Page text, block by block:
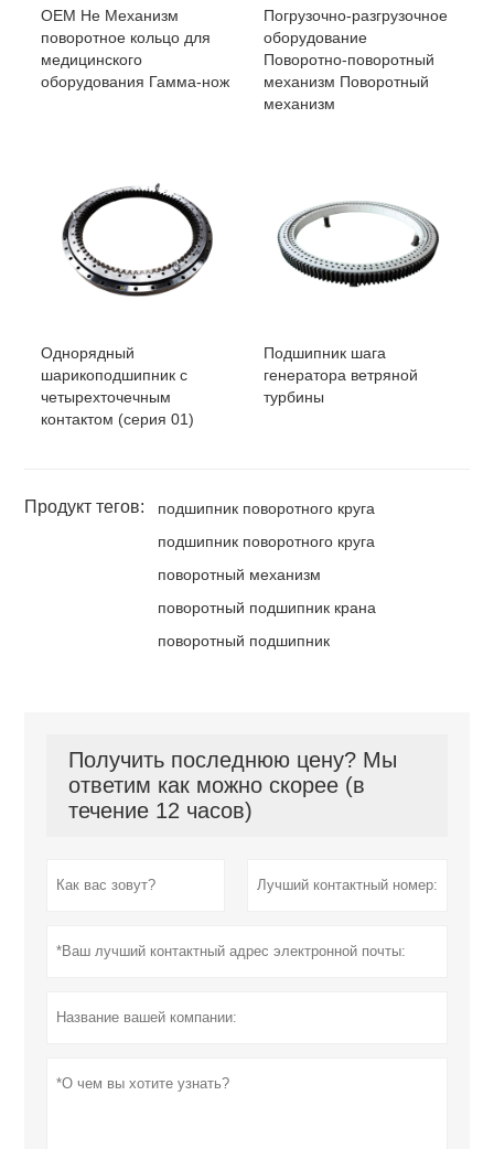
ОЕМ Не Механизм
поворотное кольцо для
медицинского
оборудования Гамма-нож
Погрузочно-разгрузочное
оборудование
Поворотно-поворотный
механизм Поворотный
механизм
Однорядный
шарикоподшипник с
четырехточечным
контактом (серия 01)
Подшипник шага
генератора ветряной
турбины
Продукт тегов:
подшипник поворотного круга
подшипник поворотного круга
поворотный механизм
поворотный подшипник крана
поворотный подшипник
Получить последнюю цену? Мы
ответим как можно скорее (в
течение 12 часов)